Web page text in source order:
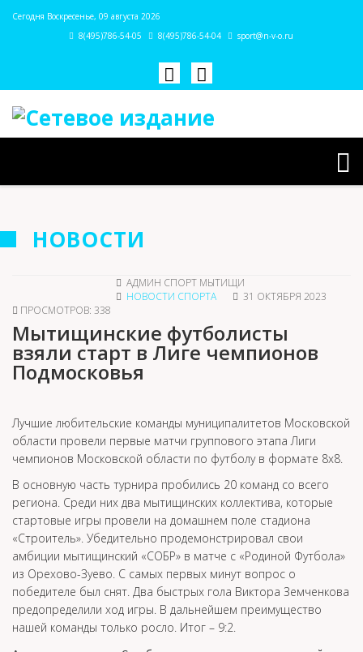
Сегодня Воскресенье, 09 августа 2026
8(495)786-54-05
8(495)786-54-04 sport@n-v-o.ru
НОВОСТИ
АДМИН СПОРТ МЫТИЩИ
НОВОСТИ СПОРТА
31 ОКТЯБРЯ 2023
ПРОСМОТРОВ: 338
Мытищинские футболисты
взяли старт в Лиге чемпионов
Подмосковья
Лучшие любительские команды муниципалитетов Московской
области провели первые матчи группового этапа Лиги
чемпионов Московской области по футболу в формате 8х8.
В основную часть турнира пробились 20 команд со всего
региона. Среди них два мытищинских коллектива, которые
стартовые игры провели на домашнем поле стадиона
«Строитель». Убедительно продемонстрировал свои
амбиции мытищинский «СОБР» в матче с «Родиной Футбола»
из Орехово-Зуево. С самых первых минут вопрос о
победителе был снят. Два быстрых гола Виктора Земченкова
предопределили ход игры. В дальнейшем преимущество
нашей команды только росло. Итог – 9:2.